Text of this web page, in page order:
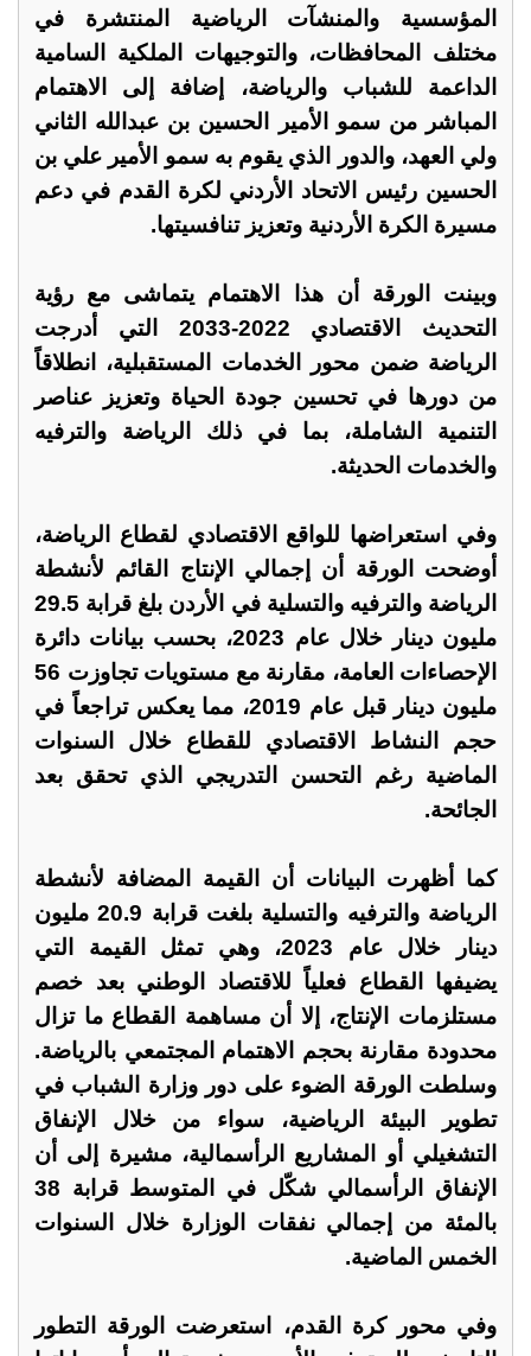
المؤسسية والمنشآت الرياضية المنتشرة في
مختلف المحافظات، والتوجيهات الملكية السامية
الداعمة للشباب والرياضة، إضافة إلى الاهتمام
المباشر من سمو الأمير الحسين بن عبدالله الثاني
ولي العهد، والدور الذي يقوم به سمو الأمير علي بن
الحسين رئيس الاتحاد الأردني لكرة القدم في دعم
مسيرة الكرة الأردنية وتعزيز تنافسيتها.
وبينت الورقة أن هذا الاهتمام يتماشى مع رؤية
التحديث الاقتصادي 2022-2033 التي أدرجت
الرياضة ضمن محور الخدمات المستقبلية، انطلاقاً
من دورها في تحسين جودة الحياة وتعزيز عناصر
التنمية الشاملة، بما في ذلك الرياضة والترفيه
والخدمات الحديثة.
وفي استعراضها للواقع الاقتصادي لقطاع الرياضة،
أوضحت الورقة أن إجمالي الإنتاج القائم لأنشطة
الرياضة والترفيه والتسلية في الأردن بلغ قرابة 29.5
مليون دينار خلال عام 2023، بحسب بيانات دائرة
الإحصاءات العامة، مقارنة مع مستويات تجاوزت 56
مليون دينار قبل عام 2019، مما يعكس تراجعاً في
حجم النشاط الاقتصادي للقطاع خلال السنوات
الماضية رغم التحسن التدريجي الذي تحقق بعد
الجائحة.
كما أظهرت البيانات أن القيمة المضافة لأنشطة
الرياضة والترفيه والتسلية بلغت قرابة 20.9 مليون
دينار خلال عام 2023، وهي تمثل القيمة التي
يضيفها القطاع فعلياً للاقتصاد الوطني بعد خصم
مستلزمات الإنتاج، إلا أن مساهمة القطاع ما تزال
محدودة مقارنة بحجم الاهتمام المجتمعي بالرياضة.
وسلطت الورقة الضوء على دور وزارة الشباب في
تطوير البيئة الرياضية، سواء من خلال الإنفاق
التشغيلي أو المشاريع الرأسمالية، مشيرة إلى أن
الإنفاق الرأسمالي شكّل في المتوسط قرابة 38
بالمئة من إجمالي نفقات الوزارة خلال السنوات
الخمس الماضية.
وفي محور كرة القدم، استعرضت الورقة التطور